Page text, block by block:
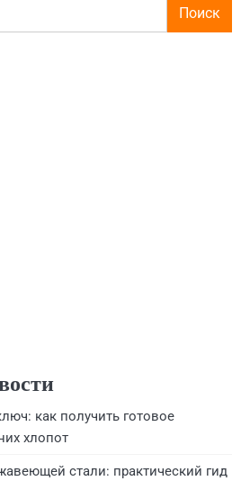
Поиск
как получить готовое
хлопот
стали: практический гид